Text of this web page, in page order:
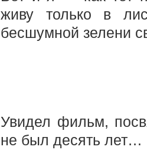
живу только в
бесшумной зелени
Увидел фильм,
не был десять лет…